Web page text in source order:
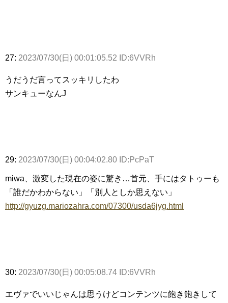
27: 2023/07/30(日) 00:01:05.52 ID:6VVRh
うだうだ言ってスッキリしたわ
サンキューなんJ
29: 2023/07/30(日) 00:04:02.80 ID:PcPaT
miwa、激変した現在の姿に驚き…首元、手にはタトゥーも
「誰だかわからない」「別人としか思えない」
http://gyuzg.mariozahra.com/07300/usda6jyg.html
30: 2023/07/30(日) 00:05:08.74 ID:6VVRh
エヴァでいいじゃんは思うけどコンテンツに飽き飽きして